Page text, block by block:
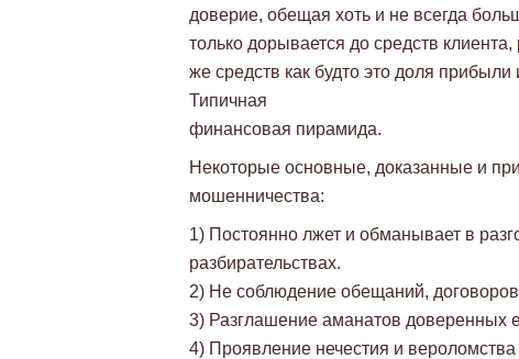
доверие, обещая хоть и не всегда
только дорывается до средств
же средств как будто это доля
Типичная
финансовая пирамида.
Некоторые основные, доказанные и
мошенничества:
1) Постоянно лжет и обманывает в
разбирательствах.
2) Не соблюдение обещаний, договоров
3) Разглашение аманатов доверенных
4) Проявление нечестия и вероломства